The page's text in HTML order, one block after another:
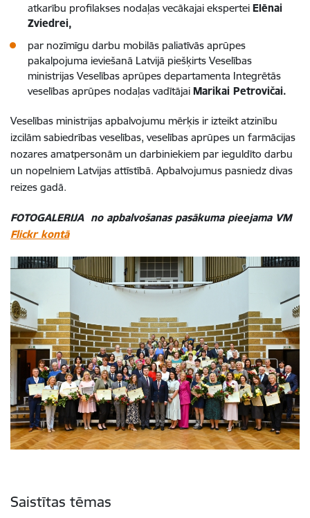
atkarību profilakses nodaļas vecākajai ekspertei Elēnai
Zviedrei,
par nozīmīgu darbu mobilās paliatīvās aprūpes
pakalpojuma ieviešanā Latvijā piešķirts Veselības
ministrijas Veselības aprūpes departamenta Integrētās
veselības aprūpes nodaļas vadītājai Marikai Petrovičai.
Veselības ministrijas apbalvojumu mērķis ir izteikt atzinību
izcilām sabiedrības veselības, veselības aprūpes un farmācijas
nozares amatpersonām un darbiniekiem par ieguldīto darbu
un nopelniem Latvijas attīstībā. Apbalvojumus pasniedz divas
reizes gadā.
FOTOGALERIJA no apbalvošanas pasākuma pieejama VM
Flickr kontā
Saistītas tēmas